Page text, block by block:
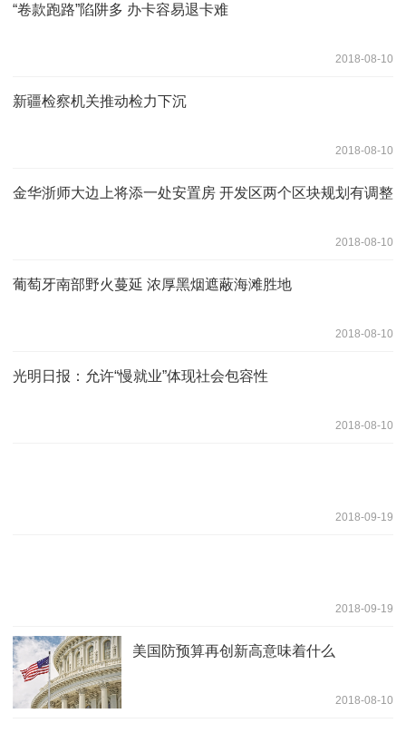
“卷款跑路”陷阱多 办卡容易退卡难
2018-08-10
新疆检察机关推动检力下沉
2018-08-10
金华浙师大边上将添一处安置房 开发区两个区块规划有调整
2018-08-10
葡萄牙南部野火蔓延 浓厚黑烟遮蔽海滩胜地
2018-08-10
光明日报：允许“慢就业”体现社会包容性
2018-08-10
2018-09-19
2018-09-19
美国防预算再创新高意味着什么
2018-08-10